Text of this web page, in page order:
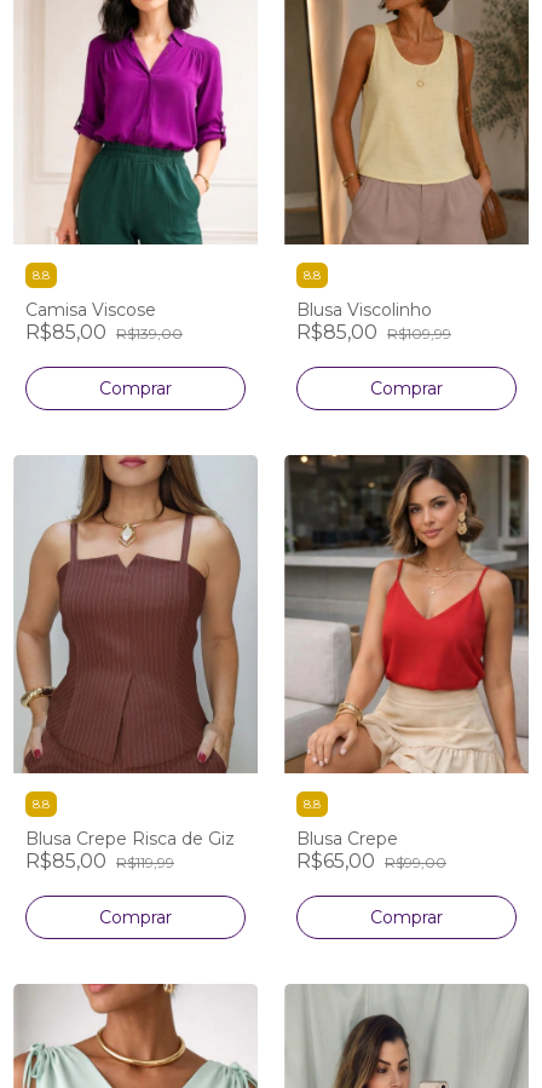
8.8
Camisa Viscose
R$85,00 R$139,00
Comprar
8.8
Blusa Viscolinho
R$85,00 R$109,99
Comprar
8.8
Blusa Crepe Risca de Giz
R$85,00 R$119,99
Comprar
8.8
Blusa Crepe
R$65,00 R$99,00
Comprar